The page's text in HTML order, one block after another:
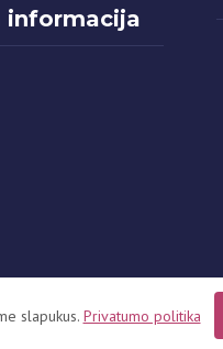
informacija
slapukus. Privatumo politika